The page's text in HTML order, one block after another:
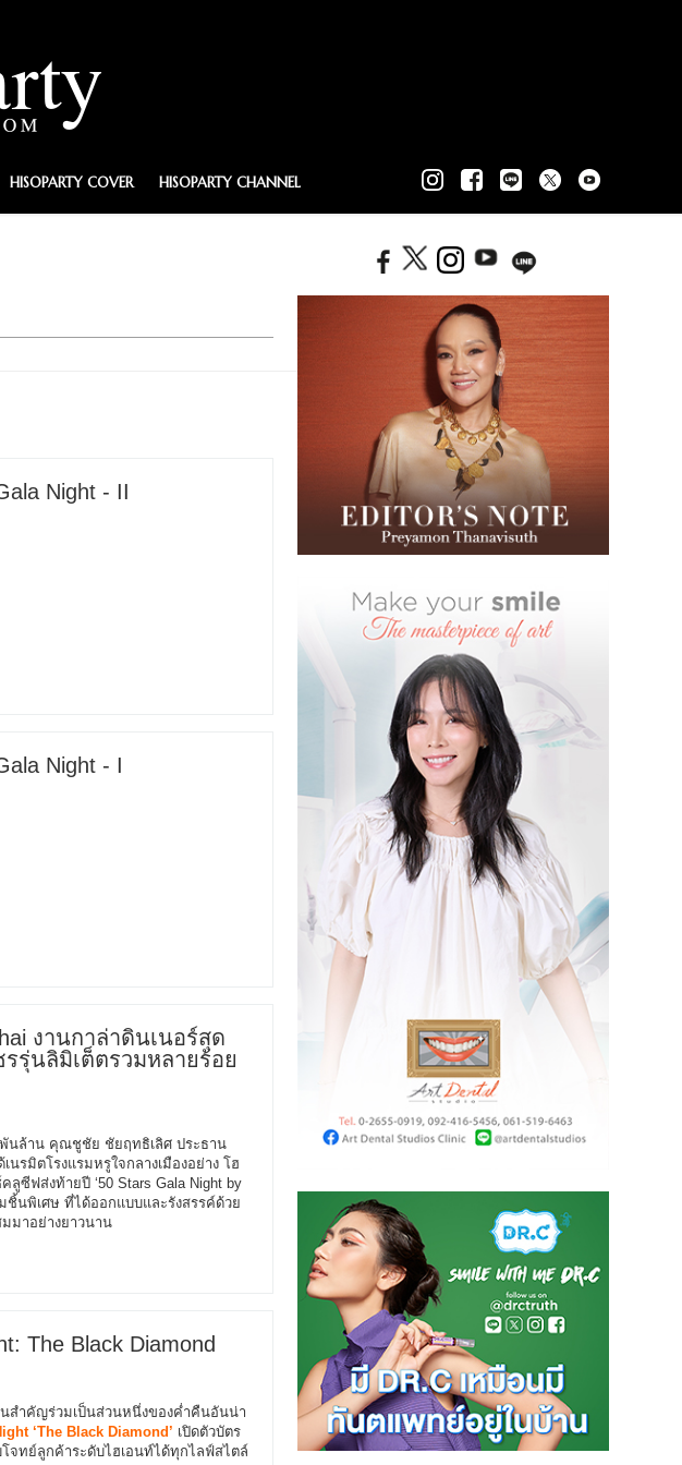
HISOPARTY COVER HISOPARTY CHANNEL
Night - II
Night - I
งานกาล่าดินเนอร์สุด
รุ่นลิมิเต็ตรวมหลายร้อย
นล้าน คุณชูชัย ชัยฤทธิเลิศ ประธาน
รมิตโรงแรมหรูใจกลางเมืองอย่าง โฮ
ลูซีฟส่งท้ายปี ‘50 Stars Gala Night by
ชิ้นพิเศษ ที่ได้ออกแบบและรังสรรค์ด้วย
มาอย่างยาวนาน
The Black Diamond
สำคัญร่วมเป็นส่วนหนึ่งของค่ำคืนอันน่า
‘The Black Diamond’ เปิดตัวบัตร
จทย์ลูกค้าระดับไฮเอนท์ได้ทุกไลฟ์สไตล์